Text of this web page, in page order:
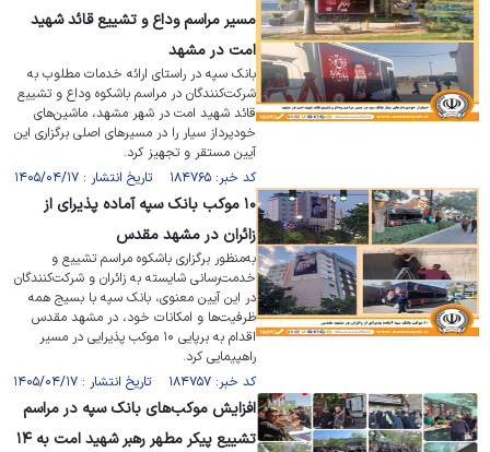
مسیر مراسم وداع و تشییع قائد شهید
امت در مشهد
بانک سپه در راستای ارائه خدمات مطلوب به
شرکت‌کنندگان در مراسم باشکوه وداع و تشییع
قائد شهید امت در شهر مشهد، ماشین‌های
خودپرداز سیار را در مسیر‌های اصلی برگزاری این
آیین مستقر و تجهیز کرد.
کد خبر: ۱۸۴۷۶۵ تاریخ انتشار : ۱۴۰۵/۰۴/۱۷
۱۰ موکب بانک سپه آماده پذیرای از
زائران در مشهد مقدس
به‌منظور برگزاری باشکوه مراسم تشییع و
خدمت‌رسانی شایسته به زائران و شرکت‌کنندگان
در این آیین معنوی، بانک سپه با بسیج همه
ظرفیت‌ها و امکانات خود، در مشهد مقدس
اقدام به برپایی ۱۰ موکب پذیرایی در مسیر
راهپیمایی کرد.
کد خبر: ۱۸۴۷۵۷ تاریخ انتشار : ۱۴۰۵/۰۴/۱۷
افزایش موکب‌های بانک سپه در مراسم
تشییع پیکر مطهر رهبر شهید امت به ۱۴